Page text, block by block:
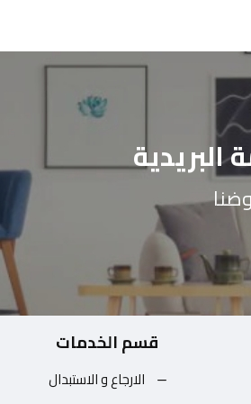
البريدية
قسم الخدمات
الارجاع و الاستبدال